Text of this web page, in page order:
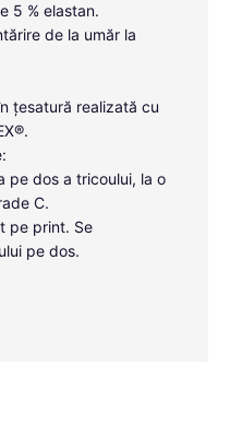
5 % elastan.
de la umăr la
țesatură realizată cu
pe dos a tricoului, la o
C.
pe print. Se
pe dos.